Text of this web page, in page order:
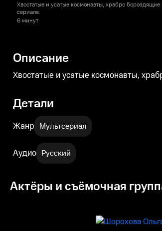
Хвостатые и усатые космонавты, храбро
сериале.
6 минут
Описание
Хвостатые и усатые космонавты,
Детали
Жанр Мультсериал
Аудио Русский
Актёры и съёмочная